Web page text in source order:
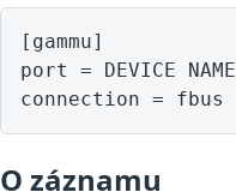
[gammu]
port = DEVICE NAME
O záznamu